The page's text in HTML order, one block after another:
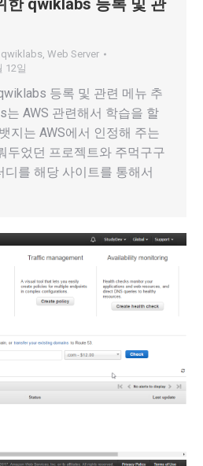
한 qwiklabs 등록 및 관
qwiklabs, Web Server
12일
등록 및 관련 메뉴 추
는 AWS 관련해서 학습을 할
지는 AWS에서 인정해 주는
두었던 프로젝트와 주먹구구
를 해당 사이트를 통해서